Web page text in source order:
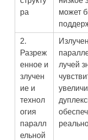
ра
может
2.
Разреж
енное и
злучен
ие и
технол
огия
паралл
ельной
лучей